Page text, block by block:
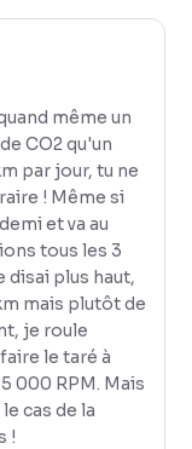
même un
CO2 qu'un
par jour, tu ne
! Même si
et va au
tous les 3
disai plus haut,
mais plutôt de
je roule
le taré à
000 RPM. Mais
cas de la
!